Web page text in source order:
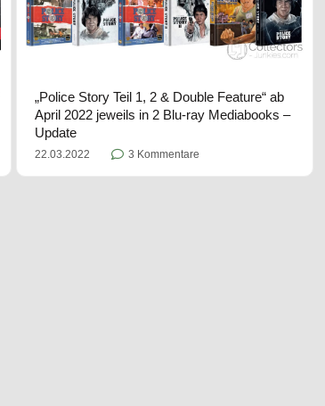
„Police Story Teil 1, 2 & Double Feature“ ab
April 2022 jeweils in 2 Blu-ray Mediabooks –
Update
22.03.2022 3 Kommentare